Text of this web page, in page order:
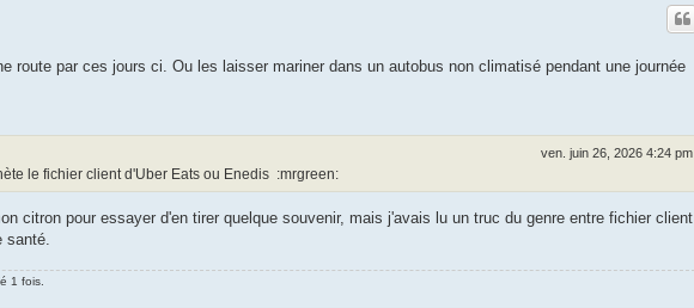
route par ces jours ci. Ou les laisser mariner dans un autobus non climatisé pendant une journée
ven. juin 26, 2026 4:24 pm
le fichier client d'Uber Eats ou Enedis :mrgreen:
citron pour essayer d'en tirer quelque souvenir, mais j'avais lu un truc du genre entre fichier client
1 fois.